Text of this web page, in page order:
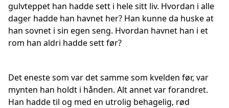
gulvteppet han hadde sett i hele sitt liv. Hvordan i alle
dager hadde han havnet her? Han kunne da huske at
han sovnet i sin egen seng. Hvordan havnet han i et
rom han aldri hadde sett før?
Det eneste som var det samme som kvelden før, var
mynten han holdt i hånden. Alt annet var forandret.
Han hadde til og med en utrolig behagelig, rød